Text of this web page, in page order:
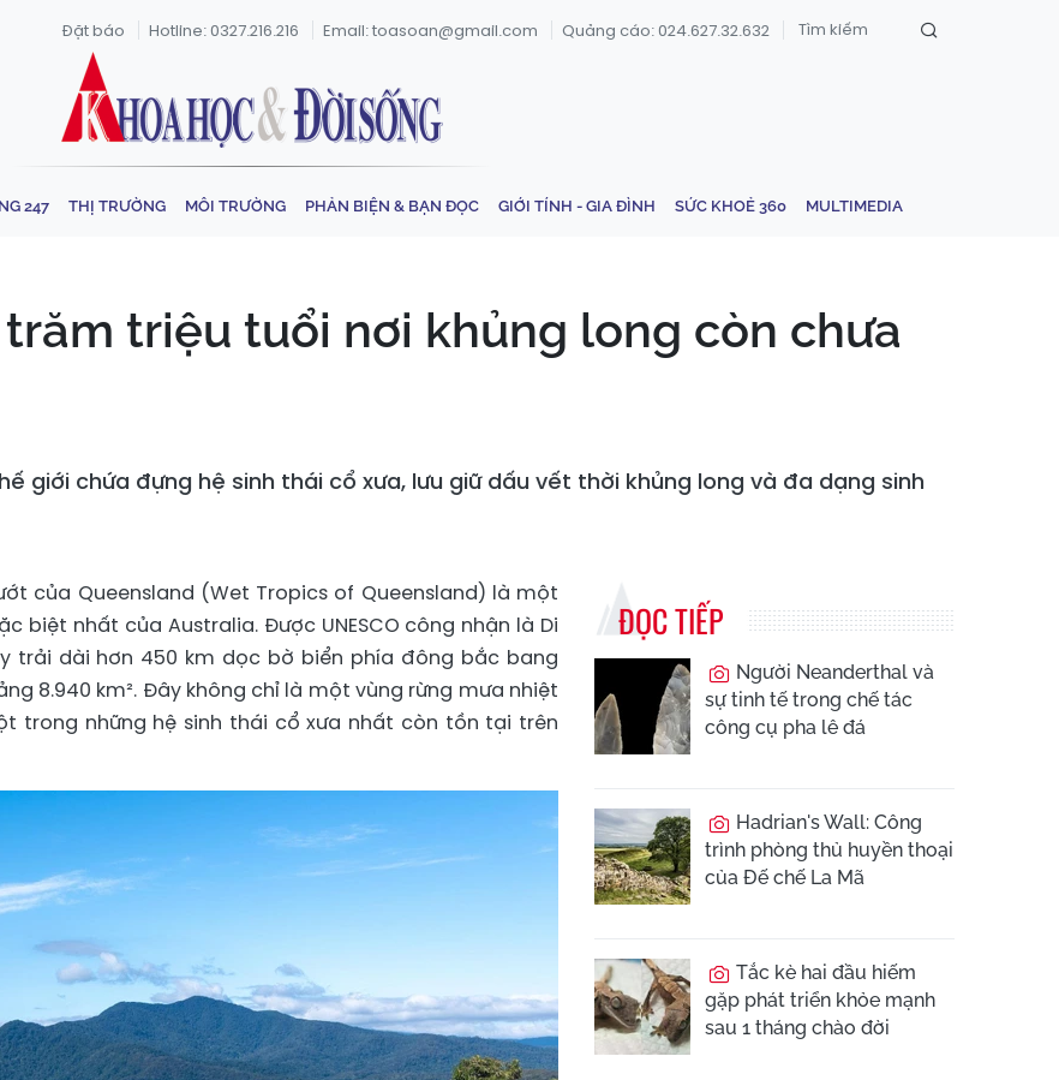
Đặt báo Hotline: 0327.216.216 Email: toasoan@gmail.com Quảng cáo: 024.627.32.632
247 THỊ TRƯỜNG MÔI TRƯỜNG PHẢN BIỆN & BẠN ĐỌC GIỚI TÍNH - GIA ĐÌNH SỨC KHOẺ 360 MULTIMEDIA
triệu tuổi nơi khủng long còn chưa
giới chứa đựng hệ sinh thái cổ xưa, lưu giữ dấu vết thời khủng long và đa dạng sinh
của Queensland (Wet Tropics of Queensland) là một
biệt nhất của Australia. Được UNESCO công nhận là Di
trải dài hơn 450 km dọc bờ biển phía đông bắc bang
8.940 km². Đây không chỉ là một vùng rừng mưa nhiệt
trong những hệ sinh thái cổ xưa nhất còn tồn tại trên
ĐỌC TIẾP
Người Neanderthal và
sự tinh tế trong chế tác
công cụ pha lê đá
Hadrian's Wall: Công
trình phòng thủ huyền thoại
của Đế chế La Mã
Tắc kè hai đầu hiếm
gặp phát triển khỏe mạnh
sau 1 tháng chào đời